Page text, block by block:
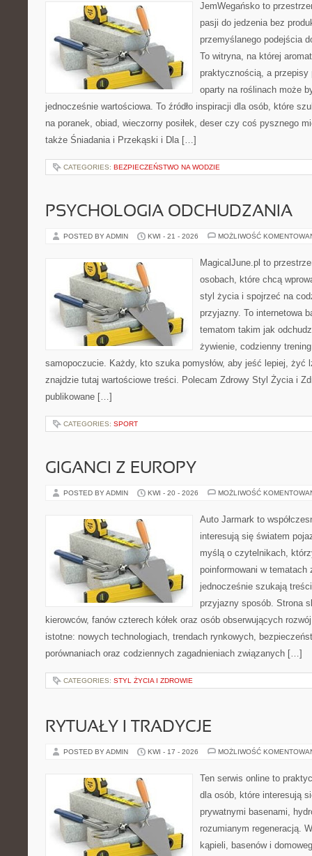
JemWegańsko to
pasji do jedzenia bez
przemyślanego podejścia
To witryna, na której
praktycznością, a przepisy
oparty na roślinach może
jednocześnie wartościowa. To źródło inspiracji dla osób, które
na poranek, obiad, wieczorny posiłek, deser czy coś pysznego
także Śniadania i Przekąski i Dla […]
CATEGORIES: BEZPIECZEŃSTWO NA WODZIE
PSYCHOLOGIA ODCHUDZANIA
POSTED BY ADMIN KWI - 21 - 2026 MOŻLIWOŚĆ
MagicalJune.pl to
osobach, które chcą
styl życia i spojrzeć na
przyjazny. To internetowa
tematom takim jak
żywienie, codzienny
samopoczucie. Każdy, kto szuka pomysłów, aby jeść lepiej, żyć
znajdzie tutaj wartościowe treści. Polecam Zdrowy Styl Życia i
publikowane […]
CATEGORIES: SPORT
GIGANCI Z EUROPY
POSTED BY ADMIN KWI - 20 - 2026 MOŻLIWOŚĆ
Auto Jarmark to
interesują się światem
myślą o czytelnikach,
poinformowani w
jednocześnie szukają
przyjazny sposób. Strona
kierowców, fanów czterech kółek oraz osób obserwujących
istotne: nowych technologiach, trendach rynkowych,
porównaniach oraz codziennych zagadnieniach związanych […]
CATEGORIES: STYL ŻYCIA I ZDROWIE
RYTUAŁY I TRADYCJE
POSTED BY ADMIN KWI - 17 - 2026 MOŻLIWOŚĆ
Ten serwis online to
dla osób, które interesują
prywatnymi basenami,
rozumianym regeneracją.
kąpieli, basenów i